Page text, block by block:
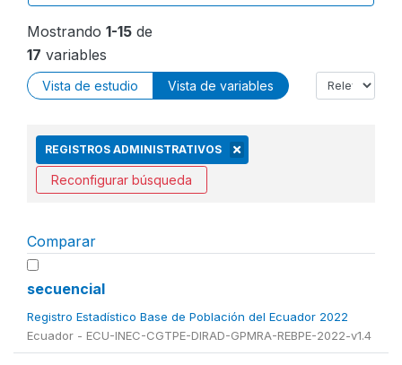
Mostrando 1-15 de
17 variables
Vista de estudio Vista de variables
REGISTROS ADMINISTRATIVOS
Reconfigurar búsqueda
Comparar
secuencial
Registro Estadístico Base de Población del Ecuador 2022
Ecuador - ECU-INEC-CGTPE-DIRAD-GPMRA-REBPE-2022-v1.4